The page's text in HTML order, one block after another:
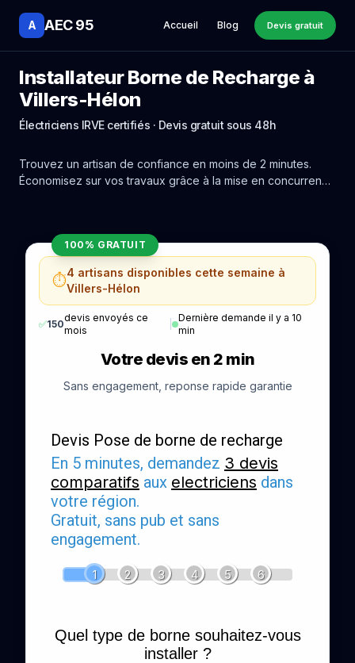
A AEC 95 Accueil Blog Devis gratuit
Installateur Borne de Recharge à
Villers-Hélon
Électriciens IRVE certifiés · Devis gratuit sous 48h
Trouvez un artisan de confiance en moins de 2 minutes.
Économisez sur vos travaux grâce à la mise en concurrence
100% GRATUIT
⏱️4 artisans disponibles cette semaine à
Villers-Hélon
✅150
devis envoyés ce
mois
|
Dernière demande il y a 10
min
Votre devis en 2 min
Sans engagement, reponse rapide garantie
Devis Pose de borne de recharge
En 5 minutes, demandez 3 devis
comparatifs aux electriciens dans
votre région.
Gratuit, sans pub et sans
engagement.
1 2 3 4 5 6
Quel type de borne souhaitez-vous
installer ?